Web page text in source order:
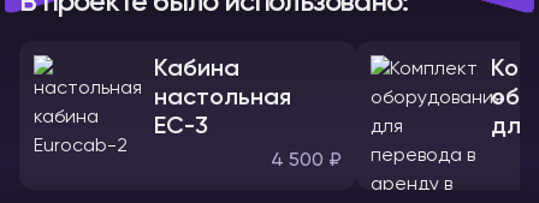
Кабина
настольная
ЕС-3
4 500 ₽